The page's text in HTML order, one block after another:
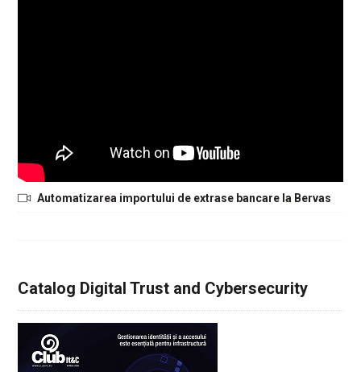
Automatizarea importului de extrase bancare la Bervas
Catalog Digital Trust and Cybersecurity